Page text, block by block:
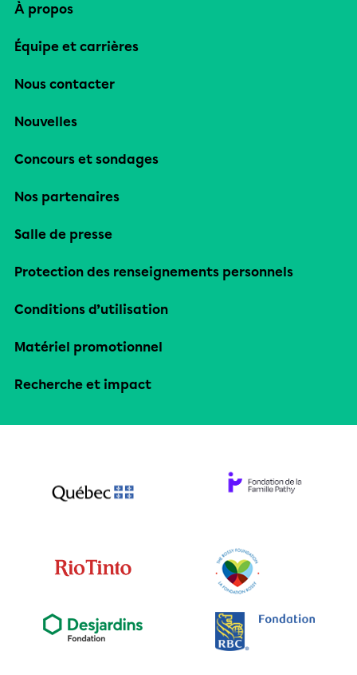
À propos
Équipe et carrières
Nous contacter
Nouvelles
Concours et sondages
Nos partenaires
Salle de presse
Protection des renseignements personnels
Conditions d’utilisation
Matériel promotionnel
Recherche et impact